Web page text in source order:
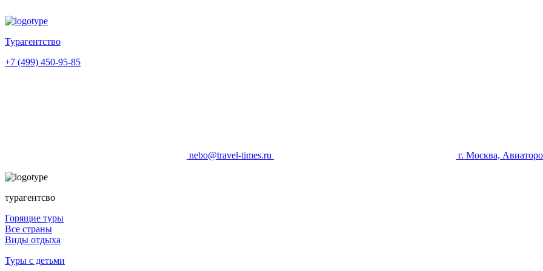
Турагентство
+7 (499) 450-95-85
nebo@travel-times.ru г. Москва,
турагентсво
Горящие туры
Все страны
Виды отдыха
Туры с детьми